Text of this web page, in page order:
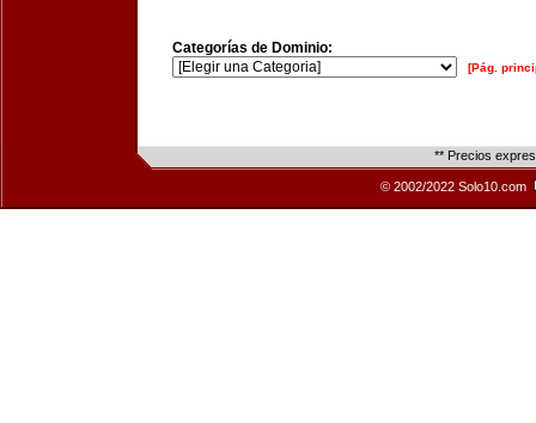
Categorías de Dominio:
[Pág.
** Precios
© 2002/2022 Solo10.com